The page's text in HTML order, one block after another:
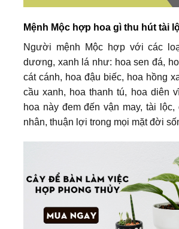
Mệnh Mộc hợp hoa gì thu hút tài
Người mệnh Mộc hợp với các
dương, xanh lá như: hoa sen đá,
cát cánh, hoa đậu biếc, hoa hồng
cầu xanh, hoa thanh tú, hoa diên
hoa này đem đến vận may, tài lộc,
nhân, thuận lợi trong mọi mặt đời